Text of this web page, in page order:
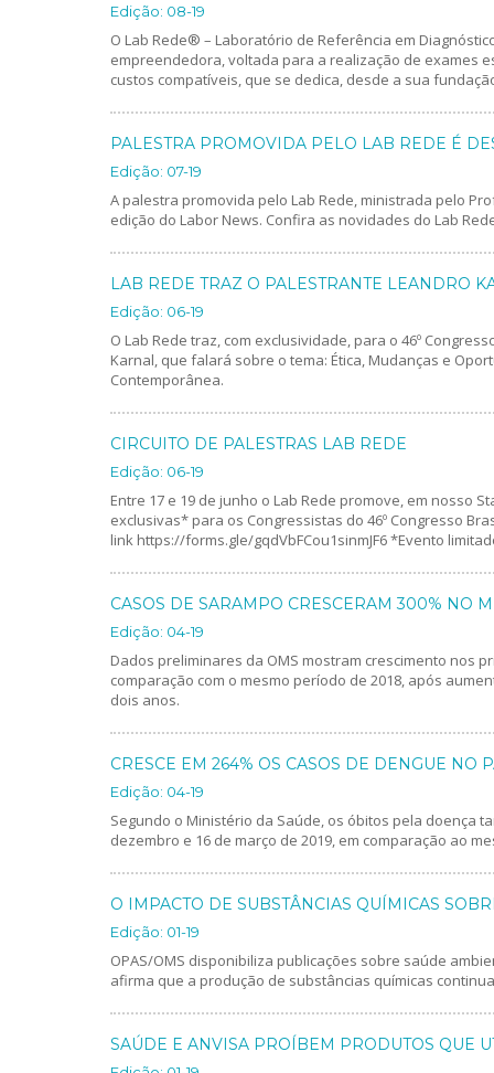
Edição: 08-19
O Lab Rede® – Laboratório de Referência em
empreendedora, voltada para a realização de exames
custos compatíveis, que se dedica, desde a sua
PALESTRA PROMOVIDA PELO LAB REDE É
Edição: 07-19
A palestra promovida pelo Lab Rede, ministrada pelo
edição do Labor News. Confira as novidades do Lab
LAB REDE TRAZ O PALESTRANTE LEANDRO
Edição: 06-19
O Lab Rede traz, com exclusividade, para o 46º
Karnal, que falará sobre o tema: Ética, Mudanças e
Contemporânea.
CIRCUITO DE PALESTRAS LAB REDE
Edição: 06-19
Entre 17 e 19 de junho o Lab Rede promove, em nosso
exclusivas* para os Congressistas do 46º Congresso
link https://forms.gle/gqdVbFCou1sinmJF6 *Evento
CASOS DE SARAMPO CRESCERAM 300% NO
Edição: 04-19
Dados preliminares da OMS mostram crescimento nos
comparação com o mesmo período de 2018, após
dois anos.
CRESCE EM 264% OS CASOS DE DENGUE NO
Edição: 04-19
Segundo o Ministério da Saúde, os óbitos pela doença
dezembro e 16 de março de 2019, em comparação ao
O IMPACTO DE SUBSTÂNCIAS QUÍMICAS
Edição: 01-19
OPAS/OMS disponibiliza publicações sobre saúde
afirma que a produção de substâncias químicas
SAÚDE E ANVISA PROÍBEM PRODUTOS QUE